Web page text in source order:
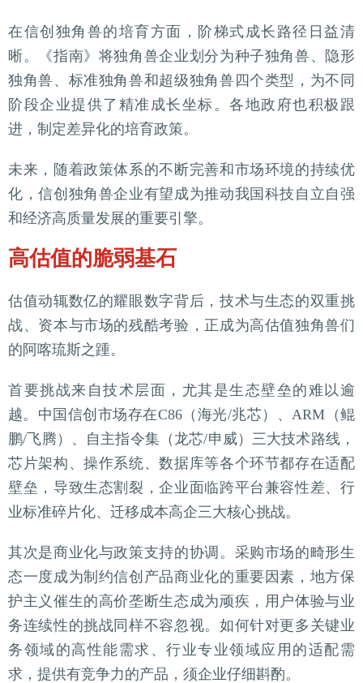
在信创独角兽的培育方面，阶梯式成长路径日益清
晰。《指南》将独角兽企业划分为种子独角兽、隐形
独角兽、标准独角兽和超级独角兽四个类型，为不同
阶段企业提供了精准成长坐标。各地政府也积极跟
进，制定差异化的培育政策。
未来，随着政策体系的不断完善和市场环境的持续优
化，信创独角兽企业有望成为推动我国科技自立自强
和经济高质量发展的重要引擎。
高估值的脆弱基石
估值动辄数亿的耀眼数字背后，技术与生态的双重挑
战、资本与市场的残酷考验，正成为高估值独角兽们
的阿喀琉斯之踵。
首要挑战来自技术层面，尤其是生态壁垒的难以逾
越。中国信创市场存在C86（海光/兆芯）、ARM（鲲
鹏/飞腾）、自主指令集（龙芯/申威）三大技术路线，
芯片架构、操作系统、数据库等各个环节都存在适配
壁垒，导致生态割裂，企业面临跨平台兼容性差、行
业标准碎片化、迁移成本高企三大核心挑战。
其次是商业化与政策支持的协调。采购市场的畸形生
态一度成为制约信创产品商业化的重要因素，地方保
护主义催生的高价垄断生态成为顽疾，用户体验与业
务连续性的挑战同样不容忽视。如何针对更多关键业
务领域的高性能需求、行业专业领域应用的适配需
求，提供有竞争力的产品，须企业仔细斟酌。